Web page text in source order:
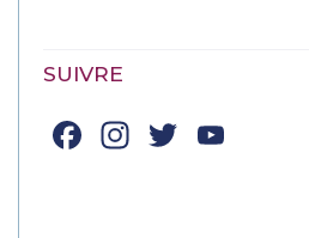
SUIVRE
Facebook
Instagram
Twitter